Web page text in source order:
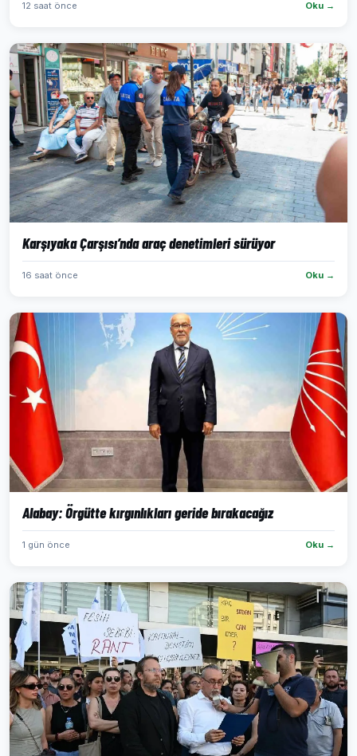
12 saat önce Oku →
Karşıyaka Çarşısı’nda araç denetimleri sürüyor
16 saat önce Oku →
Alabay: Örgütte kırgınlıkları geride bırakacağız
1 gün önce Oku →